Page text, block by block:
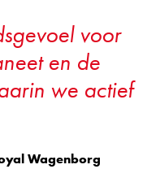
voor
en de
we actief
Wagenborg